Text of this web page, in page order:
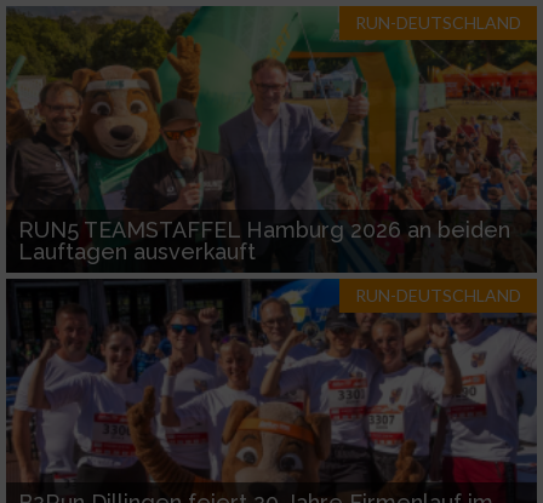
RUN-DEUTSCHLAND
RUN5 TEAMSTAFFEL Hamburg 2026 an beiden
Lauftagen ausverkauft
RUN-DEUTSCHLAND